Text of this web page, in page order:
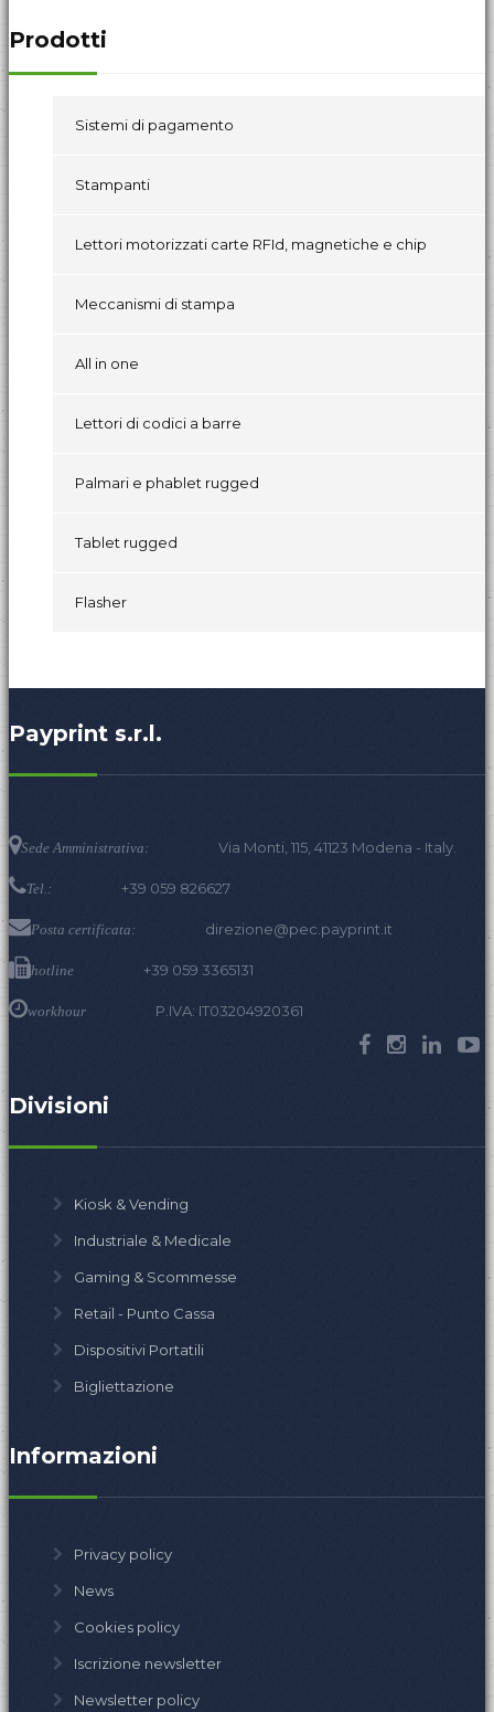
Prodotti
Sistemi di pagamento
Stampanti
Lettori motorizzati carte RFId, magnetiche e chip
Meccanismi di stampa
All in one
Lettori di codici a barre
Palmari e phablet rugged
Tablet rugged
Flasher
Payprint s.r.l.
Sede Amministrativa: Via Monti, 115, 41123 Modena - Italy.
Tel.: +39 059 826627
Posta certificata: direzione@pec.payprint.it
hotline +39 059 3365131
workhour P.IVA: IT03204920361
Divisioni
Kiosk & Vending
Industriale & Medicale
Gaming & Scommesse
Retail - Punto Cassa
Dispositivi Portatili
Bigliettazione
Informazioni
Privacy policy
News
Cookies policy
Iscrizione newsletter
Newsletter policy